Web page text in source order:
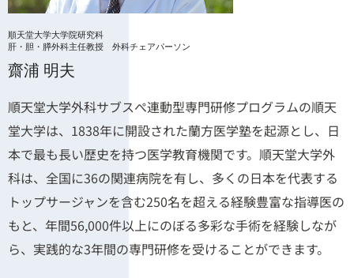
順天堂大学大学院研究科
肝・胆・膵外科主任教授 外科チェアパーソン
齋浦 明夫
順天堂大学外科サブスぺ連動型専門研修プログラムの順天
堂大学は、1838年に開設された蘭方医学塾を起源とし、日
本で最も長い歴史を持つ医学教育機関です。順天堂大学外
科は、全国に36の関連病院を有し、多くの日本を代表する
トップサージャンを含む250名を超える経験豊富な指導医の
もと、年間56,000件以上にのぼる多彩な手術を経験しなが
ら、実践的な3年間の専門研修を受けることができます。